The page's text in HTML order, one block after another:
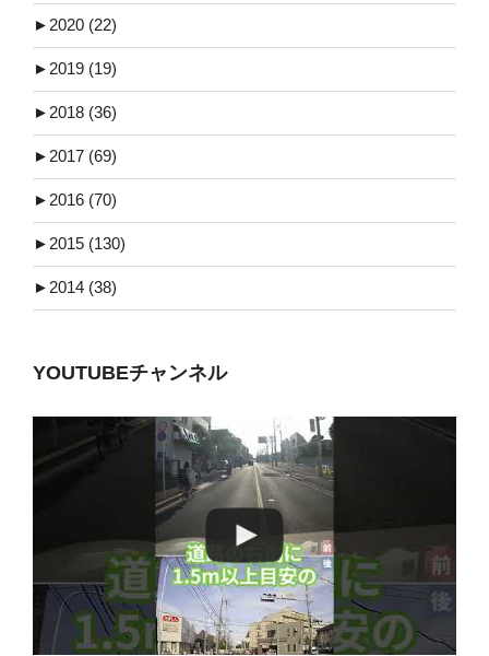
► 2020 (22)
► 2019 (19)
► 2018 (36)
► 2017 (69)
► 2016 (70)
► 2015 (130)
► 2014 (38)
YOUTUBEチャンネル